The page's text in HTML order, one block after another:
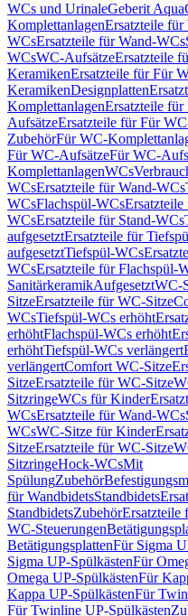
WCs und UrinaleGeberit
KomplettanlagenErsatzteile
WCsErsatzteile für Wand-WCs
WCsWC-AufsätzeErsatzteile
KeramikenErsatzteile für Für
KeramikenDesignplatten
KomplettanlagenErsatzteile
AufsätzeErsatzteile für Für
ZubehörFür WC-
Für WC-AufsätzeFür WC-
KomplettanlagenWCs
WCsErsatzteile für Wand-WCs
WCsFlachspül-WCs
WCsErsatzteile für Stand-WCs
aufgesetztErsatzteile für
aufgesetztTiefspül-WCs
WCsErsatzteile für Flachspül-
SanitärkeramikAufgesetztWC-
SitzeErsatzteile für WC-Sitze
WCsTiefspül-WCs erhöht
erhöhtFlachspül-WCs erhöht
erhöhtTiefspül-WCs verlängert
verlängertComfort WC-Sitze
SitzeErsatzteile für WC-Sitze
SitzringeWCs für Kinder
WCsErsatzteile für Wand-WCs
WCsWC-Sitze für Kinder
SitzeErsatzteile für WC-Sitze
SitzringeHock-WCsMit
SpülungZubehör
für WandbidetsStandbidets
StandbidetsZubehörErsatzteile
WC-Steuerungen
BetätigungsplattenFür Sigma
Sigma UP-SpülkästenFür
Omega UP-SpülkästenFür
Kappa UP-SpülkästenFür
Für Twinline UP-Spülkästen